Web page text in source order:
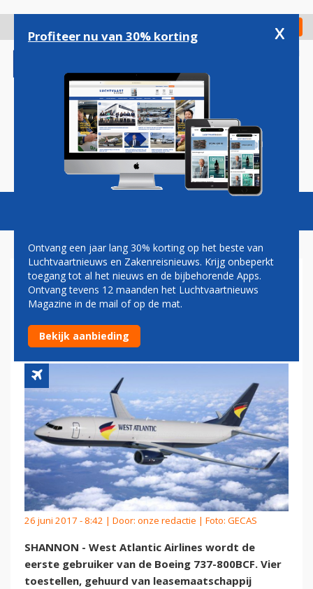
gaan
Check in
Magazine Podcasts Vacatures
WEST ATLANTIC AIRLINES
EERSTE GEBRUIKER BOEING
737-800BCF
26 juni 2017 - 8:42 | Door: onze redactie | Foto: GECAS
SHANNON - West Atlantic Airlines wordt de
eerste gebruiker van de Boeing 737-800BCF. Vier
toestellen, gehuurd van leasemaatschappij
Profiteer nu van 30% korting x
Ontvang een jaar lang 30% korting op het beste van
Luchtvaartnieuws en Zakenreisnieuws. Krijg onbeperkt
toegang tot al het nieuws en de bijbehorende Apps.
Ontvang tevens 12 maanden het Luchtvaartnieuws
Magazine in de mail of op de mat.
Bekijk aanbieding